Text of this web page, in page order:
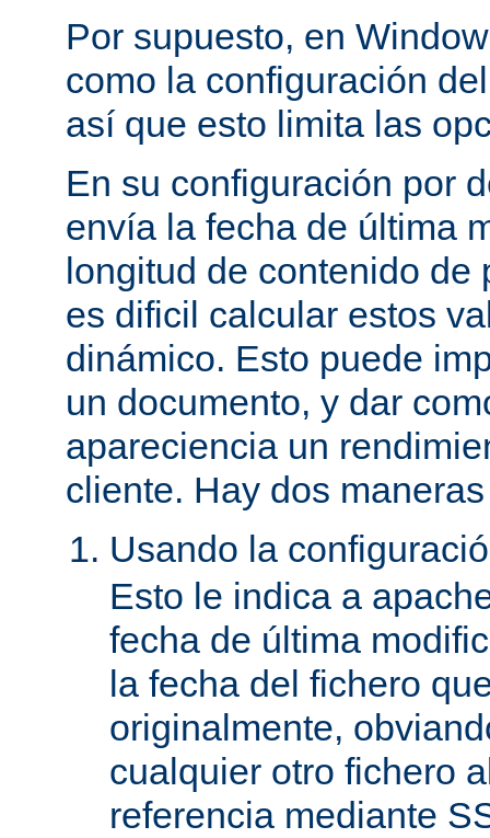
Por supuesto, en
como la configuración
así que esto limita las
En su configuración por
envía la fecha de última
longitud de contenido
es dificil calcular estos
dinámico. Esto puede
un documento, y dar
apareciencia un
cliente. Hay dos
Usando la
Esto le indica a
fecha de última
la fecha del fichero
originalmente,
cualquier otro fichero
referencia mediante